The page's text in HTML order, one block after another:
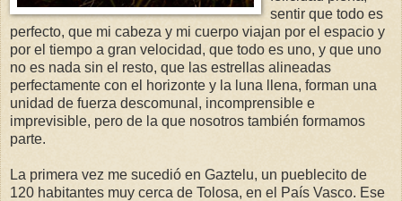
sentir que todo es
perfecto, que mi cabeza y mi cuerpo viajan por el espacio y
por el tiempo a gran velocidad, que todo es uno, y que uno
no es nada sin el resto, que las estrellas alineadas
perfectamente con el horizonte y la luna llena, forman una
unidad de fuerza descomunal, incomprensible e
imprevisible, pero de la que nosotros también formamos
parte.
La primera vez me sucedió en Gaztelu, un pueblecito de
120 habitantes muy cerca de Tolosa, en el País Vasco. Ese